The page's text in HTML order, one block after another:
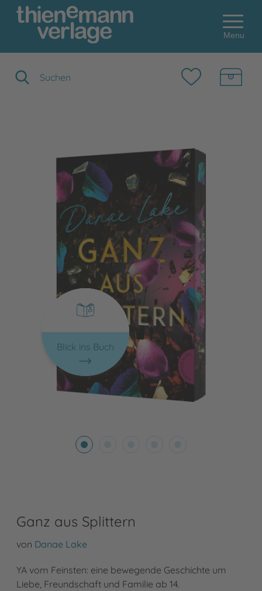
Menu
Blick ins Buch
Ganz aus Splittern
von Danae Lake
YA vom Feinsten: eine bewegende Geschichte um
Liebe, Freundschaft und Familie ab 14.